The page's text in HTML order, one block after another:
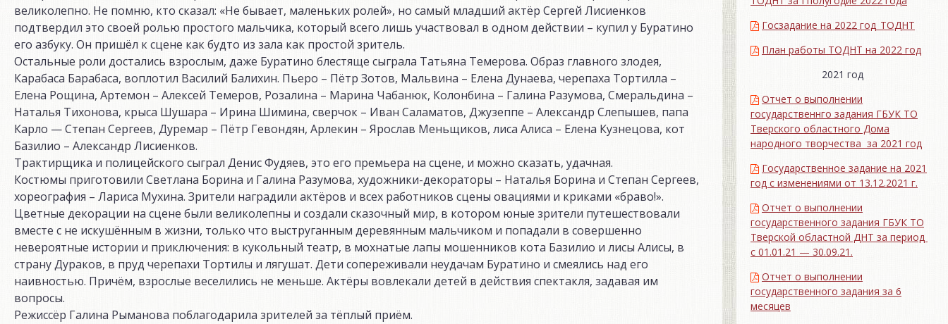
великолепно. Не помню, кто сказал: «Не бывает, маленьких ролей», но самый младший актёр Сергей Лисиенков
подтвердил это своей ролью простого мальчика, который всего лишь участвовал в одном действии – купил у Буратино
его азбуку. Он пришёл к сцене как будто из зала как простой зритель.
Остальные роли достались взрослым, даже Буратино блестяще сыграла Татьяна Темерова. Образ главного злодея,
Карабаса Барабаса, воплотил Василий Балихин. Пьеро – Пётр Зотов, Мальвина – Елена Дунаева, черепаха Тортилла –
Елена Рощина, Артемон – Алексей Темеров, Розалина – Марина Чабанюк, Колонбина – Галина Разумова, Смеральдина –
Наталья Тихонова, крыса Шушара – Ирина Шимина, сверчок – Иван Саламатов, Джузеппе – Александр Слепышев, папа
Карло — Степан Сергеев, Дуремар – Пётр Гевондян, Арлекин – Ярослав Меньщиков, лиса Алиса – Елена Кузнецова, кот
Базилио – Александр Лисиенков.
Трактирщика и полицейского сыграл Денис Фудяев, это его премьера на сцене, и можно сказать, удачная.
Костюмы приготовили Светлана Борина и Галина Разумова, художники-декораторы – Наталья Борина и Степан Сергеев,
хореография – Лариса Мухина. Зрители наградили актёров и всех работников сцены овациями и криками «браво!».
Цветные декорации на сцене были великолепны и создали сказочный мир, в котором юные зрители путешествовали
вместе с не искушённым в жизни, только что выструганным деревянным мальчиком и попадали в совершенно
невероятные истории и приключения: в кукольный театр, в мохнатые лапы мошенников кота Базилио и лисы Алисы, в
страну Дураков, в пруд черепахи Тортилы и лягушат. Дети сопереживали неудачам Буратино и смеялись над его
наивностью. Причём, взрослые веселились не меньше. Актёры вовлекали детей в действия спектакля, задавая им
вопросы.
Режиссёр Галина Рыманова поблагодарила зрителей за тёплый приём.
Госзадание на 2022 год_ТОДНТ
План работы ТОДНТ на 2022 год
2021 год
Отчет о выполнении
государственнго задания ГБУК ТО
Тверского областного Дома
народного творчества за 2021 год
Государственное задание на 2021
год с изменениями от 13.12.2021 г.
Отчет о выполнении
государственного задания ГБУК ТО
Тверской областной ДНТ за период
с 01.01.21 — 30.09.21.
Отчет о выполнении
государственного задания за 6
месяцев